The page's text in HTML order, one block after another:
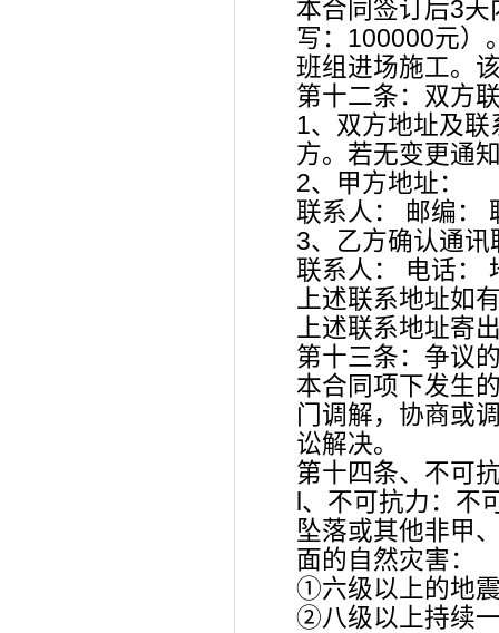
本合同签订后3
写：100000元）
班组进场施工。
第十二条：双方
1、双方地址及
方。若无变更通
2、甲方地址：
联系人： 邮编：
3、乙方确认通
联系人： 电话：
上述联系地址如
上述联系地址寄
第十三条：争议
本合同项下发生
门调解，协商或
讼解决。
第十四条、不可
l、不可抗力：不
坠落或其他非甲
面的自然灾害：
①六级以上的地
②八级以上持续